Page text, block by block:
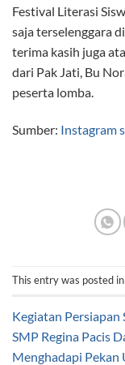
Festival Literasi
saja terselenggara
terima kasih juga
dari Pak Jati, Bu
peserta lomba.
Sumber: Instagram
This entry was posted in
Kegiatan Persiapan
SMP Regina Pacis
Menghadapi Pekan